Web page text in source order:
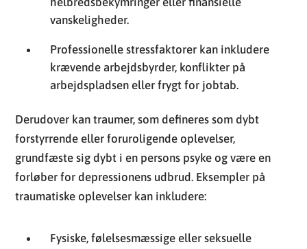
vanskeligheder.
Professionelle stressfaktorer kan inkludere
krævende arbejdsbyrder, konflikter på
arbejdspladsen eller frygt for jobtab.
Derudover kan traumer, som defineres som dybt
forstyrrende eller foruroligende oplevelser,
grundfæste sig dybt i en persons psyke og være en
forløber for depressionens udbrud. Eksempler på
traumatiske oplevelser kan inkludere:
Fysiske, følelsesmæssige eller seksuelle